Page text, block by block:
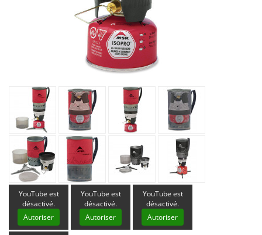
YouTube est
désactivé.
Autoriser
YouTube est
désactivé.
Autoriser
YouTube est
désactivé.
Autoriser